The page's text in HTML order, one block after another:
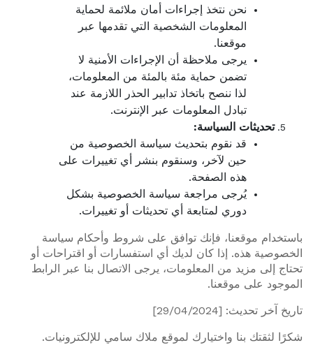
نحن نتخذ إجراءات أمان ملائمة لحماية
المعلومات الشخصية التي تقدمها عبر
موقعنا.
يرجى ملاحظة أن الإجراءات الأمنية لا
تضمن حماية مئة بالمئة من المعلومات،
لذا ننصح باتخاذ تدابير الحذر اللازمة عند
تبادل المعلومات عبر الإنترنت.
تحديثات السياسة:
قد نقوم بتحديث سياسة الخصوصية من
حين لآخر، وسنقوم بنشر أي تغييرات على
هذه الصفحة.
يُرجى مراجعة سياسة الخصوصية بشكل
دوري لمتابعة أي تحديثات أو تغييرات.
باستخدام موقعنا، فإنك توافق على شروط وأحكام سياسة
الخصوصية هذه. إذا كان لديك أي استفسارات أو اقتراحات أو
تحتاج إلى مزيد من المعلومات، يرجى الاتصال بنا عبر الرابط
الموجود على موقعنا.
تاريخ آخر تحديث: [29/04/2024]
شكرًا لثقتك بنا واختيارك لموقع ملاك سامي للإلكترونيات.